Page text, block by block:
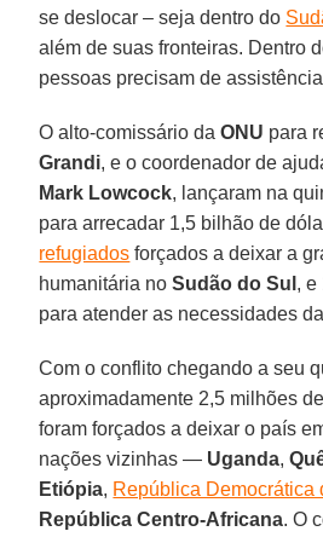
se deslocar – seja dentro do
além de suas fronteiras. Dentro
pessoas precisam de
O alto-comissário daONU para
Grandi, e o coordenador de
Mark Lowcock, lançaram na
para arrecadar 1,5 bilhão de
refugiados forçados a deixar a
humanitária noSudão do Sul , e
para atender as necessidades
Com o conflito chegando a seu
aproximadamente 2,5 milhões
foram forçados a deixar o país
nações vizinhas — Uganda,
Etiópia, República Democrática
República Centro-Africana. O